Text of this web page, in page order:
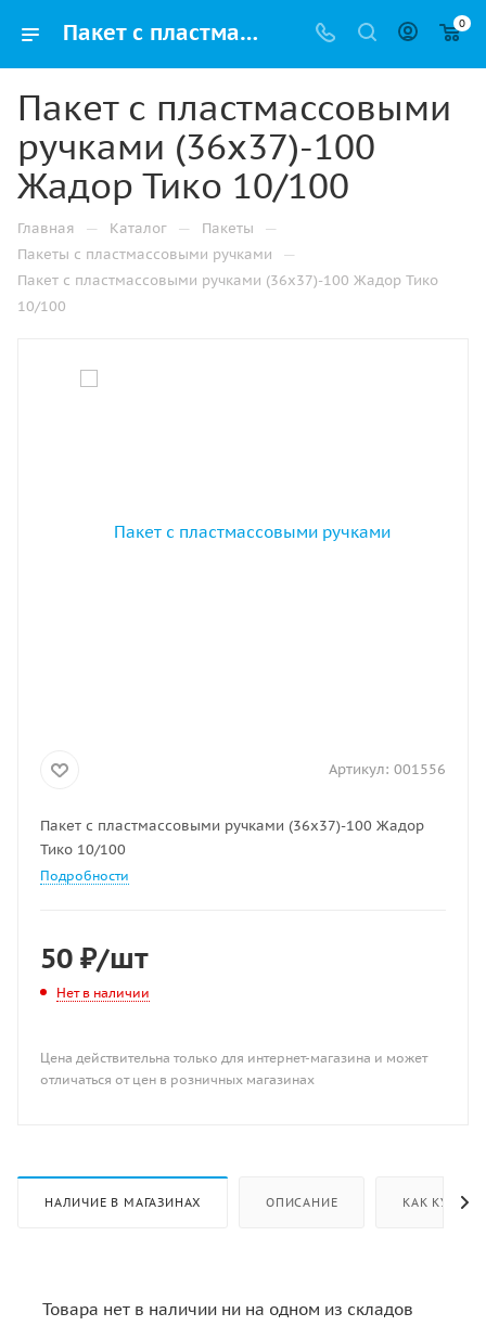
Пакет с пластмассовыми ручками (36х37)-100 Жадор Тико 10/100 купить в Набережных Челнах с доставкой оптом и в розницу 0
Пакет с пластмассовыми
ручками (36х37)-100
Жадор Тико 10/100
Главная — Каталог — Пакеты —
Пакеты с пластмассовыми ручками —
Пакет с пластмассовыми ручками (36х37)-100 Жадор Тико
10/100
Артикул: 001556
Пакет с пластмассовыми ручками (36х37)-100 Жадор
Тико 10/100
Подробности
50 ₽/шт
Нет в наличии
Цена действительна только для интернет-магазина и может
отличаться от цен в розничных магазинах
НАЛИЧИЕ В МАГАЗИНАХ ОПИСАНИЕ КАК КУПИТЬ
Товара нет в наличии ни на одном из складов